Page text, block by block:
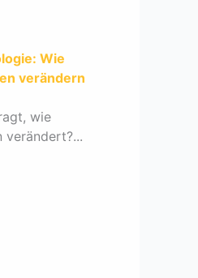
Wie
verändern
wie
verändert?...